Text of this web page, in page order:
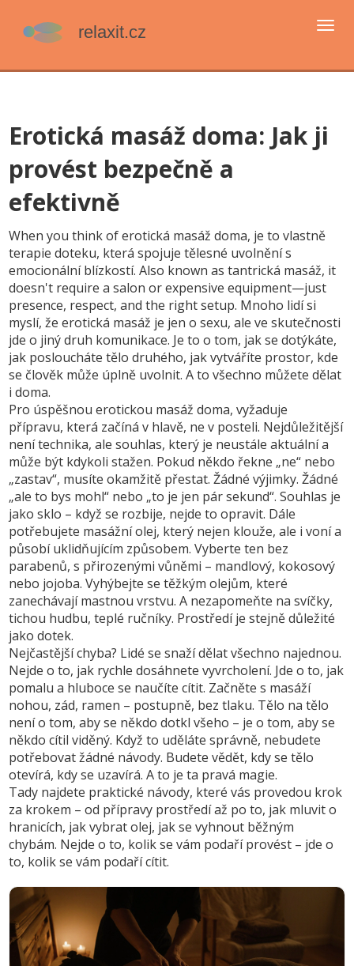
Erotická masáž doma: Jak ji
provést bezpečně a
efektivně
When you think oferotická masáž doma, je to vlastně
terapie doteku, která spojuje tělesné uvolnění s
emocionální blízkostí. Also known astantrická masáž, it
doesn't require a salon or expensive equipment—just
presence, respect, and the right setup. Mnoho lidí si
myslí, že erotická masáž je jen o sexu, ale ve skutečnosti
jde o jiný druh komunikace. Je to o tom, jak se dotýkáte,
jak posloucháte tělo druhého, jak vytváříte prostor, kde
se člověk může úplně uvolnit. A to všechno můžete dělat
i doma.
Pro úspěšnouerotickou masáž doma,vyžaduje
přípravu, která začíná v hlavě, ne v posteli. Nejdůležitější
není technika, alesouhlas, který je neustále aktuální a
může být kdykoli stažen. Pokud někdo řekne „ne“ nebo
„zastav“, musíte okamžitě přestat. Žádné výjimky. Žádné
„ale to bys mohl“ nebo „to je jen pár sekund“. Souhlas je
jako sklo – když se rozbije, nejde to opravit. Dále
potřebujete masážní olej, který nejen klouže, ale i voní a
působí uklidňujícím způsobem. Vyberte ten bez
parabenů, s přirozenými vůněmi – mandlový, kokosový
nebo jojoba. Vyhýbejte se těžkým olejům, které
zanechávají mastnou vrstvu. A nezapomeňte na svíčky,
tichou hudbu, teplé ručníky. Prostředí je stejně důležité
jako dotek.
Nejčastější chyba? Lidé se snaží dělat všechno najednou.
Nejde o to, jak rychle dosáhnete vyvrcholení. Jde o to, jak
pomalu a hluboce se naučíte cítit. Začněte s masáží
nohou, zád, ramen – postupně, bez tlaku. Tělo na tělo
není o tom, aby se někdo dotkl všeho – je o tom, aby se
někdo cítil viděný. Když to uděláte správně, nebudete
potřebovat žádné návody. Budete vědět, kdy se tělo
otevírá, kdy se uzavírá. A to je ta pravá magie.
Tady najdete praktické návody, které vás provedou krok
za krokem – od přípravy prostředí až po to, jak mluvit o
hranicích, jak vybrat olej, jak se vyhnout běžným
chybám. Nejde o to, kolik se vám podaří provést – jde o
to, kolik se vám podaří cítit.